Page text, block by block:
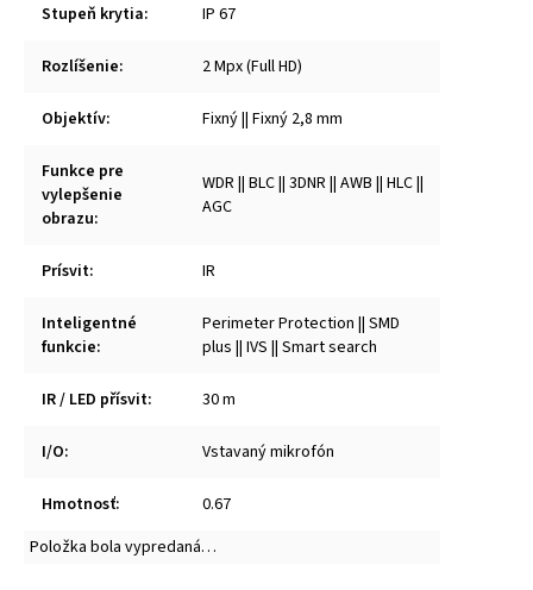
Stupeň krytia: IP 67
Rozlíšenie: 2 Mpx (Full HD)
Objektív: Fixný || Fixný 2,8 mm
Funkce pre
vylepšenie
obrazu:
WDR || BLC || 3DNR || AWB || HLC ||
AGC
Prísvit: IR
Inteligentné
funkcie:
Perimeter Protection || SMD
plus || IVS || Smart search
IR / LED přísvit: 30 m
I/O: Vstavaný mikrofón
Hmotnosť:
0.67
Položka bola vypredaná…